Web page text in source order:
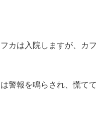
カは入院しますが、カフ
警報を鳴らされ、慌てて